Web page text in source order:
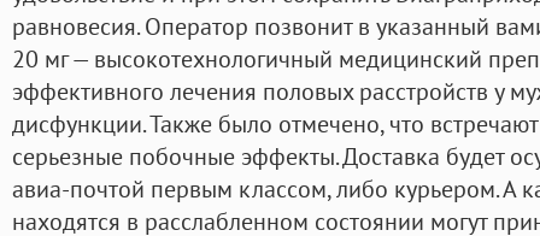
равновесия. Оператор позвонит в указанный
20 мг — высокотехнологичный медицинский
эффективного лечения половых расстройств у
дисфункции. Также было отмечено, что
серьезные побочные эффекты. Доставка будет
авиа-почтой первым классом, либо курьером. А
находятся в расслабленном состоянии могут